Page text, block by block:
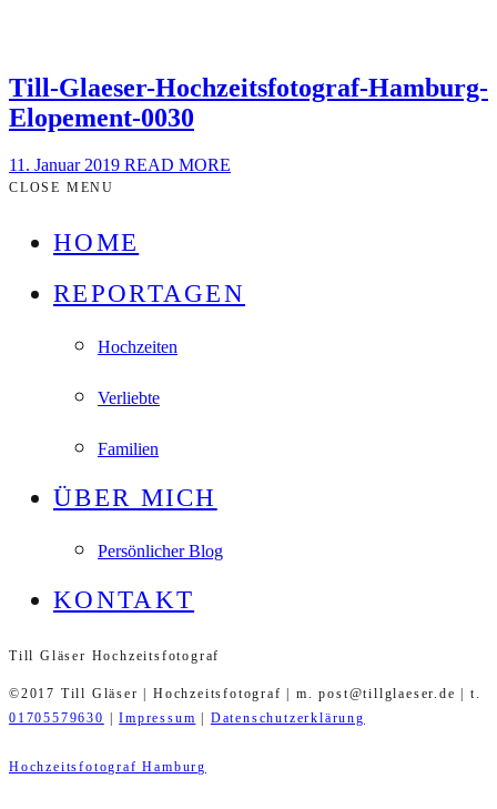
Till-Glaeser-Hochzeitsfotograf-Hamburg-
Elopement-0030
11. Januar 2019 READ MORE
CLOSE MENU
HOME
REPORTAGEN
Hochzeiten
Verliebte
Familien
ÜBER MICH
Persönlicher Blog
KONTAKT
Till Gläser Hochzeitsfotograf
©2017 Till Gläser | Hochzeitsfotograf | m. post@tillglaeser.de | t.
01705579630
|Impressum Datenschutzerklärung
Hochzeitsfotograf Hamburg